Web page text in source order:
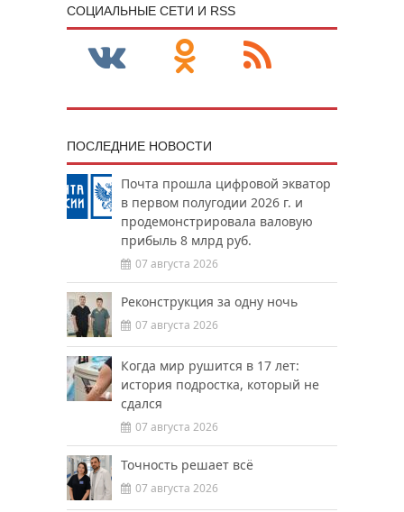
CОЦИАЛЬНЫЕ СЕТИ И RSS
ПОСЛЕДНИЕ НОВОСТИ
Почта прошла цифровой экватор
в первом полугодии 2026 г. и
продемонстрировала валовую
прибыль 8 млрд руб.
07 августа 2026
Реконструкция за одну ночь
07 августа 2026
Когда мир рушится в 17 лет:
история подростка, который не
сдался
07 августа 2026
Точность решает всё
07 августа 2026